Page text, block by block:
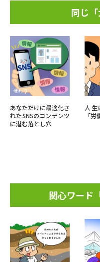
同じ
あなただけに最適化さ
れたSNSのコンテンツ
に潜む落とし穴
人生
「
関心ワード